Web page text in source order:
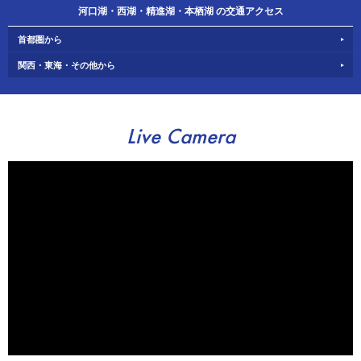
河口湖・西湖・精進湖・本栖湖 の交通アクセス
首都圏から
関西・東海・その他から
Live Camera